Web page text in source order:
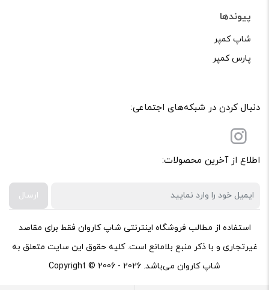
پیوندها
شاپ کمپر
پارس کمپر
دنبال کردن در شبکه‌های اجتماعی:
اطلاع از آخرین محصولات:
ارسال
استفاده از مطالب فروشگاه اینترنتی شاپ کاروان فقط برای مقاصد
غیرتجاری و با ذکر منبع بلامانع است. کلیه حقوق این سایت متعلق به
شاپ کاروان می‌باشد. Copyright © 2006 - 2026